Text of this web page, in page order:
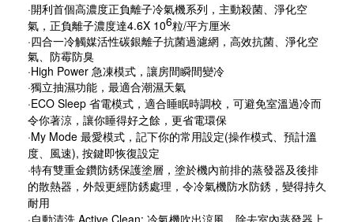
·開利首個高濃度正負離子冷氣機系列，主動殺菌、淨化空
氣，正負離子濃度達4.6X 106粒/平方厘米
·四合一冷觸媒活性碳銀離子抗菌過濾網，高效抗菌、淨化空
氣、防霉防臭
·High Power 急凍模式，讓房間瞬間變冷
·獨立抽濕功能，最適合潮濕天氣
·ECO Sleep 省電模式，適合睡眠時調校，可避免室溫過冷而
令你著涼，讓你睡得好之餘，更省電環保
·My Mode 最愛模式，記下你的常用設定(操作模式、預計溫
度、風速), 按鍵即恢復設定
·特有雙重金鑽防銹保護塗層，塗於機內前排的蒸發器及後排
的散熱器，外殼更經防銹處理，令冷氣機防水防銹，變得持久
耐用
·自動清洗 Active Clean: 冷氣機吹出涼風，除去室內蒸發器上